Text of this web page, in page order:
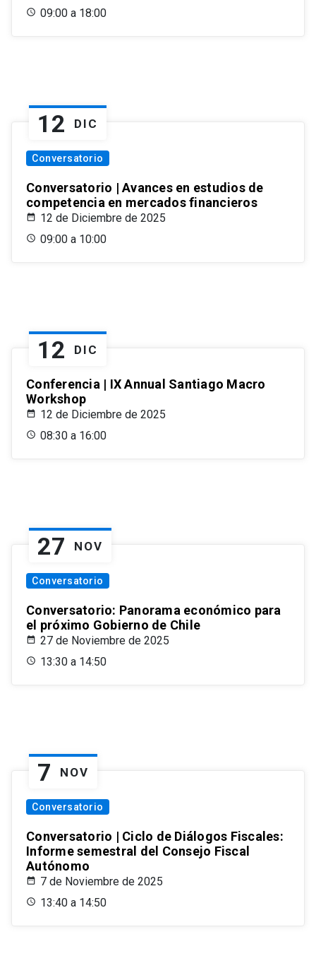
09:00 a 18:00
12 DIC
Conversatorio
Conversatorio | Avances en estudios de
competencia en mercados financieros
12 de Diciembre de 2025
09:00 a 10:00
12 DIC
Conferencia | IX Annual Santiago Macro
Workshop
12 de Diciembre de 2025
08:30 a 16:00
27 NOV
Conversatorio
Conversatorio: Panorama económico para
el próximo Gobierno de Chile
27 de Noviembre de 2025
13:30 a 14:50
7 NOV
Conversatorio
Conversatorio | Ciclo de Diálogos Fiscales:
Informe semestral del Consejo Fiscal
Autónomo
7 de Noviembre de 2025
13:40 a 14:50